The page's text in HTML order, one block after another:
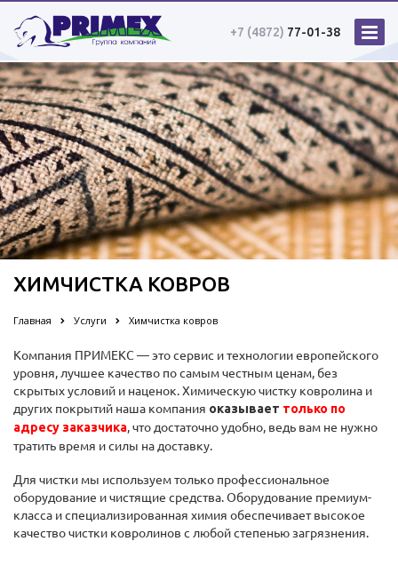
+7 (4872) 77-01-38
ХИМЧИСТКА КОВРОВ
Главная Услуги Химчистка ковров
Компания ПРИМЕКС — это сервис и технологии европейского
уровня, лучшее качество по самым честным ценам, без
скрытых условий и наценок. Химическую чистку ковролина и
других покрытий наша компания оказывает только по
адресу заказчика, что достаточно удобно, ведь вам не нужно
тратить время и силы на доставку.
Для чистки мы используем только профессиональное
оборудование и чистящие средства. Оборудование премиум-
класса и специализированная химия обеспечивает высокое
качество чистки ковролинов с любой степенью загрязнения.